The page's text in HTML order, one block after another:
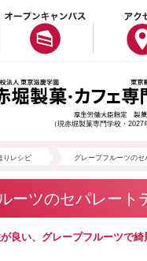
（現赤堀製菓専門学校・
りレシピ グレープフルーツのセ
ーツのセパレート
良い、グレープフルーツで